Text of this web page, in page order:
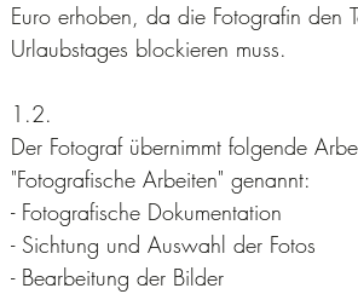
Euro erhoben, da die Fotografin den
Urlaubstages blockieren muss.
Der Fotograf übernimmt folgende
"Fotografische Arbeiten" genannt:
- Fotografische Dokumentation
- Sichtung und Auswahl der Fotos
- Bearbeitung der Bilder